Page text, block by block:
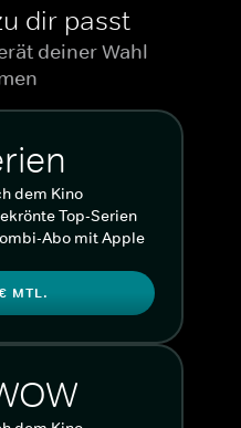
dir passt
deiner Wahl
dem Kino
Top-Serien
Abo mit Apple
MTL.